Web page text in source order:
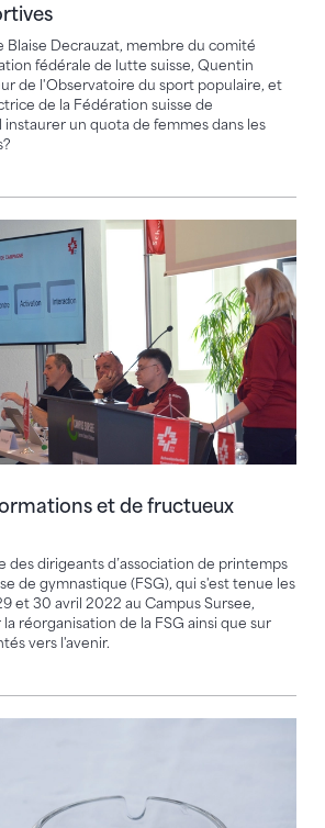
Blaise Decrauzat, membre du comité
fédérale de lutte suisse, Quentin
de l'Observatoire du sport populaire, et
de la Fédération suisse de
un quota de femmes dans les
et de fructueux
des dirigeants d’association de printemps
de gymnastique (FSG), qui s'est tenue les
et 30 avril 2022 au Campus Sursee,
réorganisation de la FSG ainsi que sur
vers l'avenir.
et de fructueux échanges